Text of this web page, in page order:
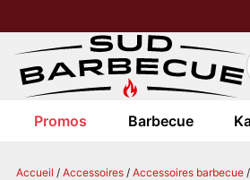
Promos Barbecue
Accueil / Accessoires / Accessoires barbecue /